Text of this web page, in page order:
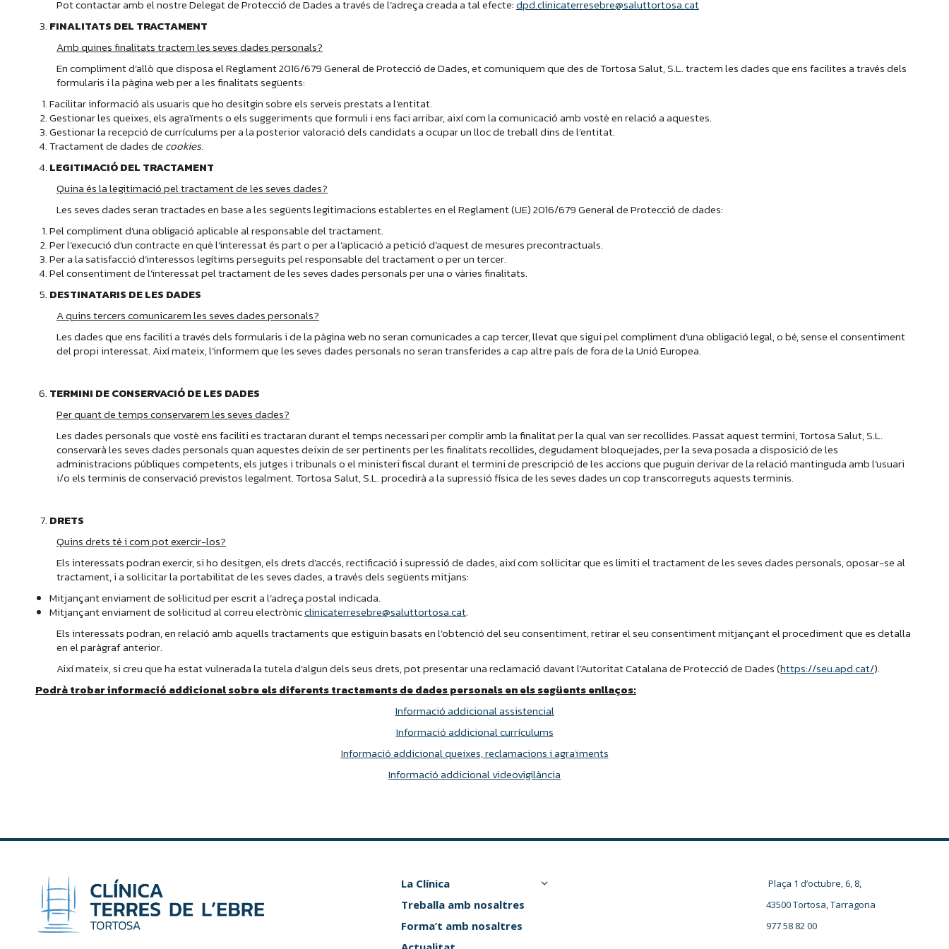
Pot contactar amb el nostre Delegat de Protecció de Dades a través de l’adreça creada a tal efecte:dpd.clinicaterresebre@saluttortosa.cat
FINALITATS DEL TRACTAMENT
Amb quines finalitats tractem les seves dades personals?
En compliment d’allò que disposa el Reglament 2016/679 General de Protecció de Dades, et comuniquem que des de Tortosa Salut, S.L. tractem les dades que ens facilites a través dels
formularis i la pàgina web per a les finalitats següents:
Facilitar informació als usuaris que ho desitgin sobre els serveis prestats a l’entitat.
Gestionar les queixes, els agraïments o els suggeriments que formuli i ens faci arribar, així com la comunicació amb vostè en relació a aquestes.
Gestionar la recepció de currículums per a la posterior valoració dels candidats a ocupar un lloc de treball dins de l’entitat.
Tractament de dades de cookies.
LEGITIMACIÓ DEL TRACTAMENT
Quina és la legitimació pel tractament de les seves dades?
Les seves dades seran tractades en base a les següents legitimacions establertes en el Reglament (UE) 2016/679 General de Protecció de dades:
Pel compliment d’una obligació aplicable al responsable del tractament.
Per l’execució d’un contracte en què l’interessat és part o per a l’aplicació a petició d’aquest de mesures precontractuals.
Per a la satisfacció d’interessos legítims perseguits pel responsable del tractament o per un tercer.
Pel consentiment de l’interessat pel tractament de les seves dades personals per una o vàries finalitats.
DESTINATARIS DE LES DADES
A quins tercers comunicarem les seves dades personals?
Les dades que ens faciliti a través dels formularis i de la pàgina web no seran comunicades a cap tercer, llevat que sigui pel compliment d’una obligació legal, o bé, sense el consentiment
del propi interessat. Així mateix, l’informem que les seves dades personals no seran transferides a cap altre país de fora de la Unió Europea.
TERMINI DE CONSERVACIÓ DE LES DADES
Per quant de temps conservarem les seves dades?
Les dades personals que vostè ens faciliti es tractaran durant el temps necessari per complir amb la finalitat per la qual van ser recollides. Passat aquest termini, Tortosa Salut, S.L.
conservarà les seves dades personals quan aquestes deixin de ser pertinents per les finalitats recollides, degudament bloquejades, per la seva posada a disposició de les
administracions públiques competents, els jutges i tribunals o el ministeri fiscal durant el termini de prescripció de les accions que puguin derivar de la relació mantinguda amb l’usuari
i/o els terminis de conservació previstos legalment. Tortosa Salut, S.L. procedirà a la supressió física de les seves dades un cop transcorreguts aquests terminis.
DRETS
Quins drets té i com pot exercir-los?
Els interessats podran exercir, si ho desitgen, els drets d’accés, rectificació i supressió de dades, així com sol·licitar que es limiti el tractament de les seves dades personals, oposar-se al
tractament, i a sol·licitar la portabilitat de les seves dades, a través dels següents mitjans:
Mitjançant enviament de sol·licitud per escrit a l’adreça postal indicada.
Mitjançant enviament de sol·licitud al correu electrònicclinicaterresebre@saluttortosa.cat.
Els interessats podran, en relació amb aquells tractaments que estiguin basats en l’obtenció del seu consentiment, retirar el seu consentiment mitjançant el procediment que es detalla
en el paràgraf anterior.
Així mateix, si creu que ha estat vulnerada la tutela d’algun dels seus drets, pot presentar una reclamació davant l’Autoritat Catalana de Protecció de Dades (https://seu.apd.cat/).
Podrà trobar informació addicional sobre els diferents tractaments de dades personals en els següents enllaços:
Informació addicional assistencial
Informació addicional currículums
Informació addicional queixes, reclamacions i agraïments
Informació addicional videovigilància
La Clínica
Treballa amb nosaltres
Forma’t amb nosaltres
Plaça 1 d’octubre, 6, 8,
43500 Tortosa, Tarragona
977 58 82 00